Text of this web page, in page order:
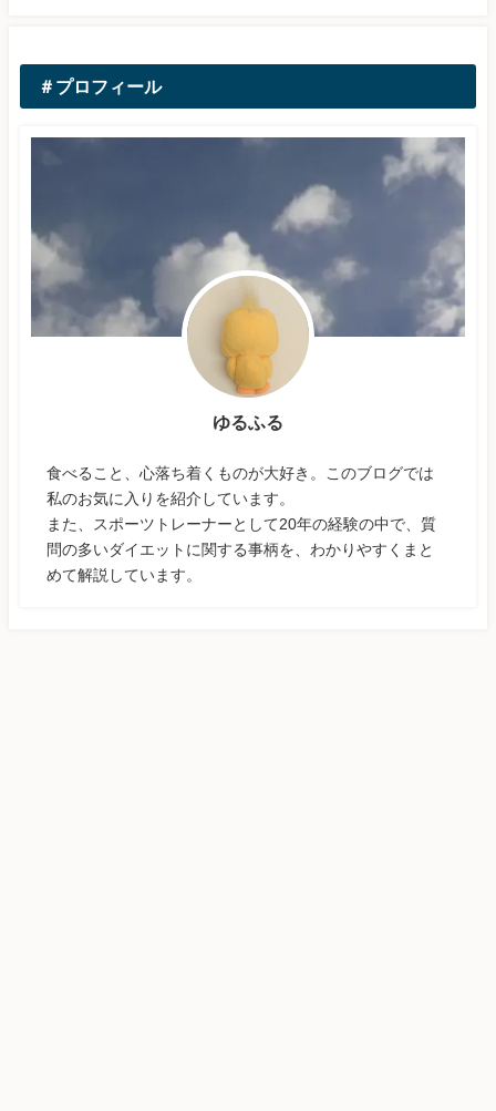
＃プロフィール
ゆるふる
食べること、心落ち着くものが大好き。このブログでは
私のお気に入りを紹介しています。
また、スポーツトレーナーとして20年の経験の中で、質
問の多いダイエットに関する事柄を、わかりやすくまと
めて解説しています。